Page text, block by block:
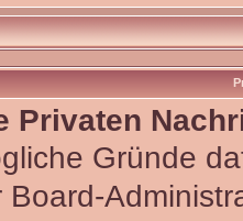
Privaten
Gründe